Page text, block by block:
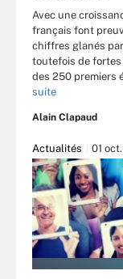
Avec une
français font
chiffres glanés
toutefois de fortes
des 250 premiers
suite
Alain Clapaud
Actualités 01